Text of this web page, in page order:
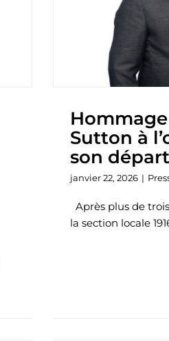
Sutton à
son
janvier 22, 2026 |
Après plus de
la section locale